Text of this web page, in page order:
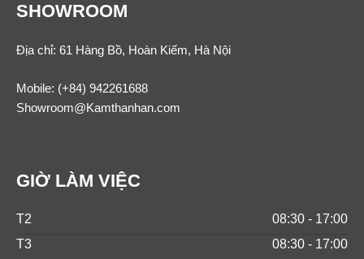
SHOWROOM
Địa chỉ: 61 Hàng Bồ, Hoàn Kiếm, Hà Nội
Mobile: (+84) 942261688
Showroom@Kamthanhan.com
GIỜ LÀM VIỆC
T2
08:30 - 17:00
T3
08:30 - 17:00